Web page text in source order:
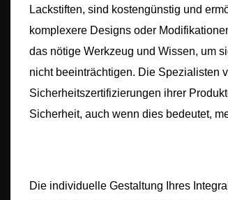
Lackstiften, sind kostengünstig und
komplexere Designs oder
das nötige Werkzeug und Wissen, um
nicht beeinträchtigen. Die Spezialisten
Sicherheitszertifizierungen ihrer
Sicherheit, auch wenn dies bedeutet,
Die individuelle Gestaltung Ihres